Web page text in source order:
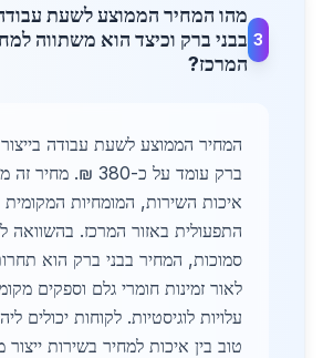
3
מהו המחיר הממוצע לשעת
בבני ברק וכיצד הוא משתווה
המרכז?
המחיר הממוצע לשעת עבודה
ברק עומד על כ-380 ₪.
איכות השירות, המומחיות המקומית
התפעולית באזור המרכז. בהשוואה
סמוכות, המחיר בבני ברק הוא
לאור זמינות חומרי גלם וספקים
עלויות לוגיסטיות. לקוחות יכולים
טוב בין איכות למחיר בשירות